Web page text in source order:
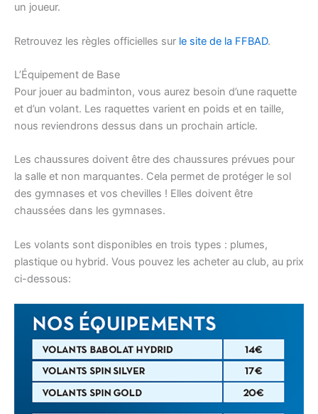
un joueur.
Retrouvez les règles officielles sur le site de la FFBAD.
L’Équipement de Base
Pour jouer au badminton, vous aurez besoin d’une raquette
et d’un volant. Les raquettes varient en poids et en taille,
nous reviendrons dessus dans un prochain article.
Les chaussures doivent être des chaussures prévues pour
la salle et non marquantes. Cela permet de protéger le sol
des gymnases et vos chevilles ! Elles doivent être
chaussées dans les gymnases.
Les volants sont disponibles en trois types : plumes,
plastique ou hybrid. Vous pouvez les acheter au club, au prix
ci-dessous: